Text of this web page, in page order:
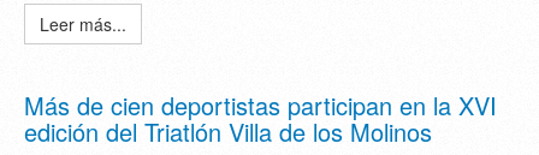
Leer más...
Más de cien deportistas participan en la XVI
edición del Triatlón Villa de los Molinos